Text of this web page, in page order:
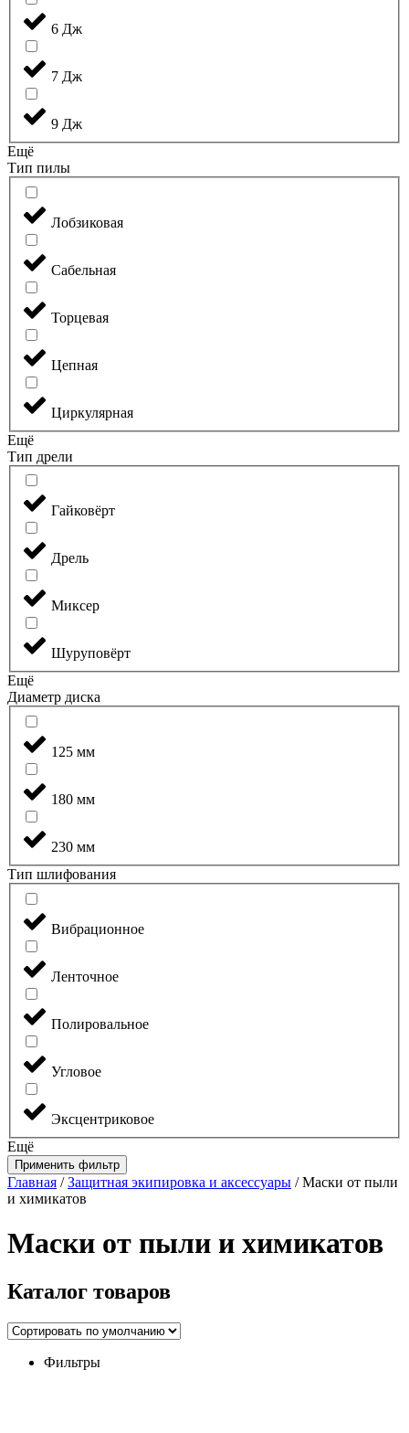
6 Дж
7 Дж
9 Дж
Ещё
Тип пилы
Лобзиковая
Сабельная
Торцевая
Цепная
Циркулярная
Ещё
Тип дрели
Гайковёрт
Дрель
Миксер
Шуруповёрт
Ещё
Диаметр диска
125 мм
180 мм
230 мм
Тип шлифования
Вибрационное
Ленточное
Полировальное
Угловое
Эксцентриковое
Ещё
Применить фильтр
Главная /Защитная экипировка и аксессуары / Маски от пыли
и химикатов
Маски от пыли и химикатов
Каталог товаров
Фильтры